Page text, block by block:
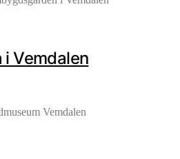
Vemdalen